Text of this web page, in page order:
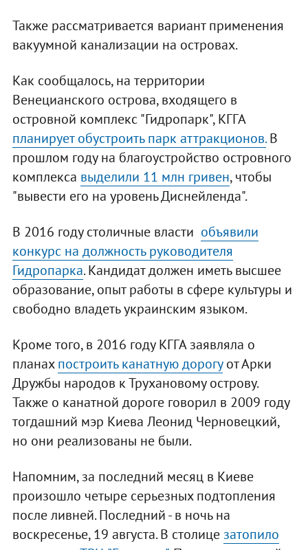
Также рассматривается вариант применения
вакуумной канализации на островах.
Как сообщалось, на территории
Венецианского острова, входящего в
островной комплекс "Гидропарк", КГГА
планирует обустроить парк аттракционов.В
прошлом году на благоустройство островного
комплекса выделили 11 млн гривен, чтобы
"вывести его на уровень Диснейленда".
В 2016 году столичные власти объявили
конкурс на должность руководителя
Гидропарка. Кандидат должен иметь высшее
образование, опыт работы в сфере культуры и
свободно владеть украинским языком.
Кроме того, в 2016 году КГГА заявляла о
планахпостроить канатную дорогуот Арки
Дружбы народов к Трухановому острову.
Также о канатной дороге говорил в 2009 году
тогдашний мэр Киева Леонид Черновецкий,
но они реализованы не были.
Напомним, за последний месяц в Киеве
произошло четыре серьезных подтопления
после ливней. Последний - в ночь на
воскресенье, 19 августа. В столице затопило